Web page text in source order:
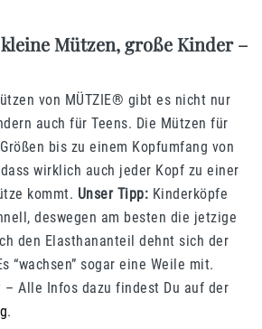
Mützen, große Kinder –
von MÜTZIE® gibt es nicht nur
auch für Teens. Die Mützen für
bis zu einem Kopfumfang von
wirklich auch jeder Kopf zu einer
kommt. Unser Tipp: Kinderköpfe
deswegen am besten die jetzige
den Elasthananteil dehnt sich der
“wachsen” sogar eine Weile mit.
– Alle Infos dazu findest Du auf der
.